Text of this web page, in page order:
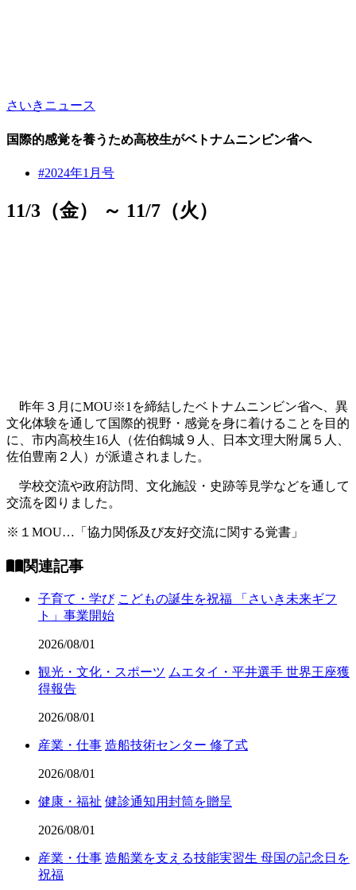
さいきニュース
国際的感覚を養うため高校生がベトナムニンビン省へ
#2024年1月号
11/3（金） ～ 11/7（火）
昨年３月にMOU※1を締結したベトナムニンビン省へ、異
文化体験を通して国際的視野・感覚を身に着けることを目的
に、市内高校生16人（佐伯鶴城９人、日本文理大附属５人、
佐伯豊南２人）が派遣されました。
学校交流や政府訪問、文化施設・史跡等見学などを通して
交流を図りました。
※１MOU…「協力関係及び友好交流に関する覚書」
関連記事
子育て・学び こどもの誕生を祝福 「さいき未来ギフ
ト」事業開始
2026/08/01
観光・文化・スポーツ ムエタイ・平井選手 世界王座獲
得報告
2026/08/01
産業・仕事 造船技術センター 修了式
2026/08/01
健康・福祉 健診通知用封筒を贈呈
2026/08/01
産業・仕事 造船業を支える技能実習生 母国の記念日を
祝福